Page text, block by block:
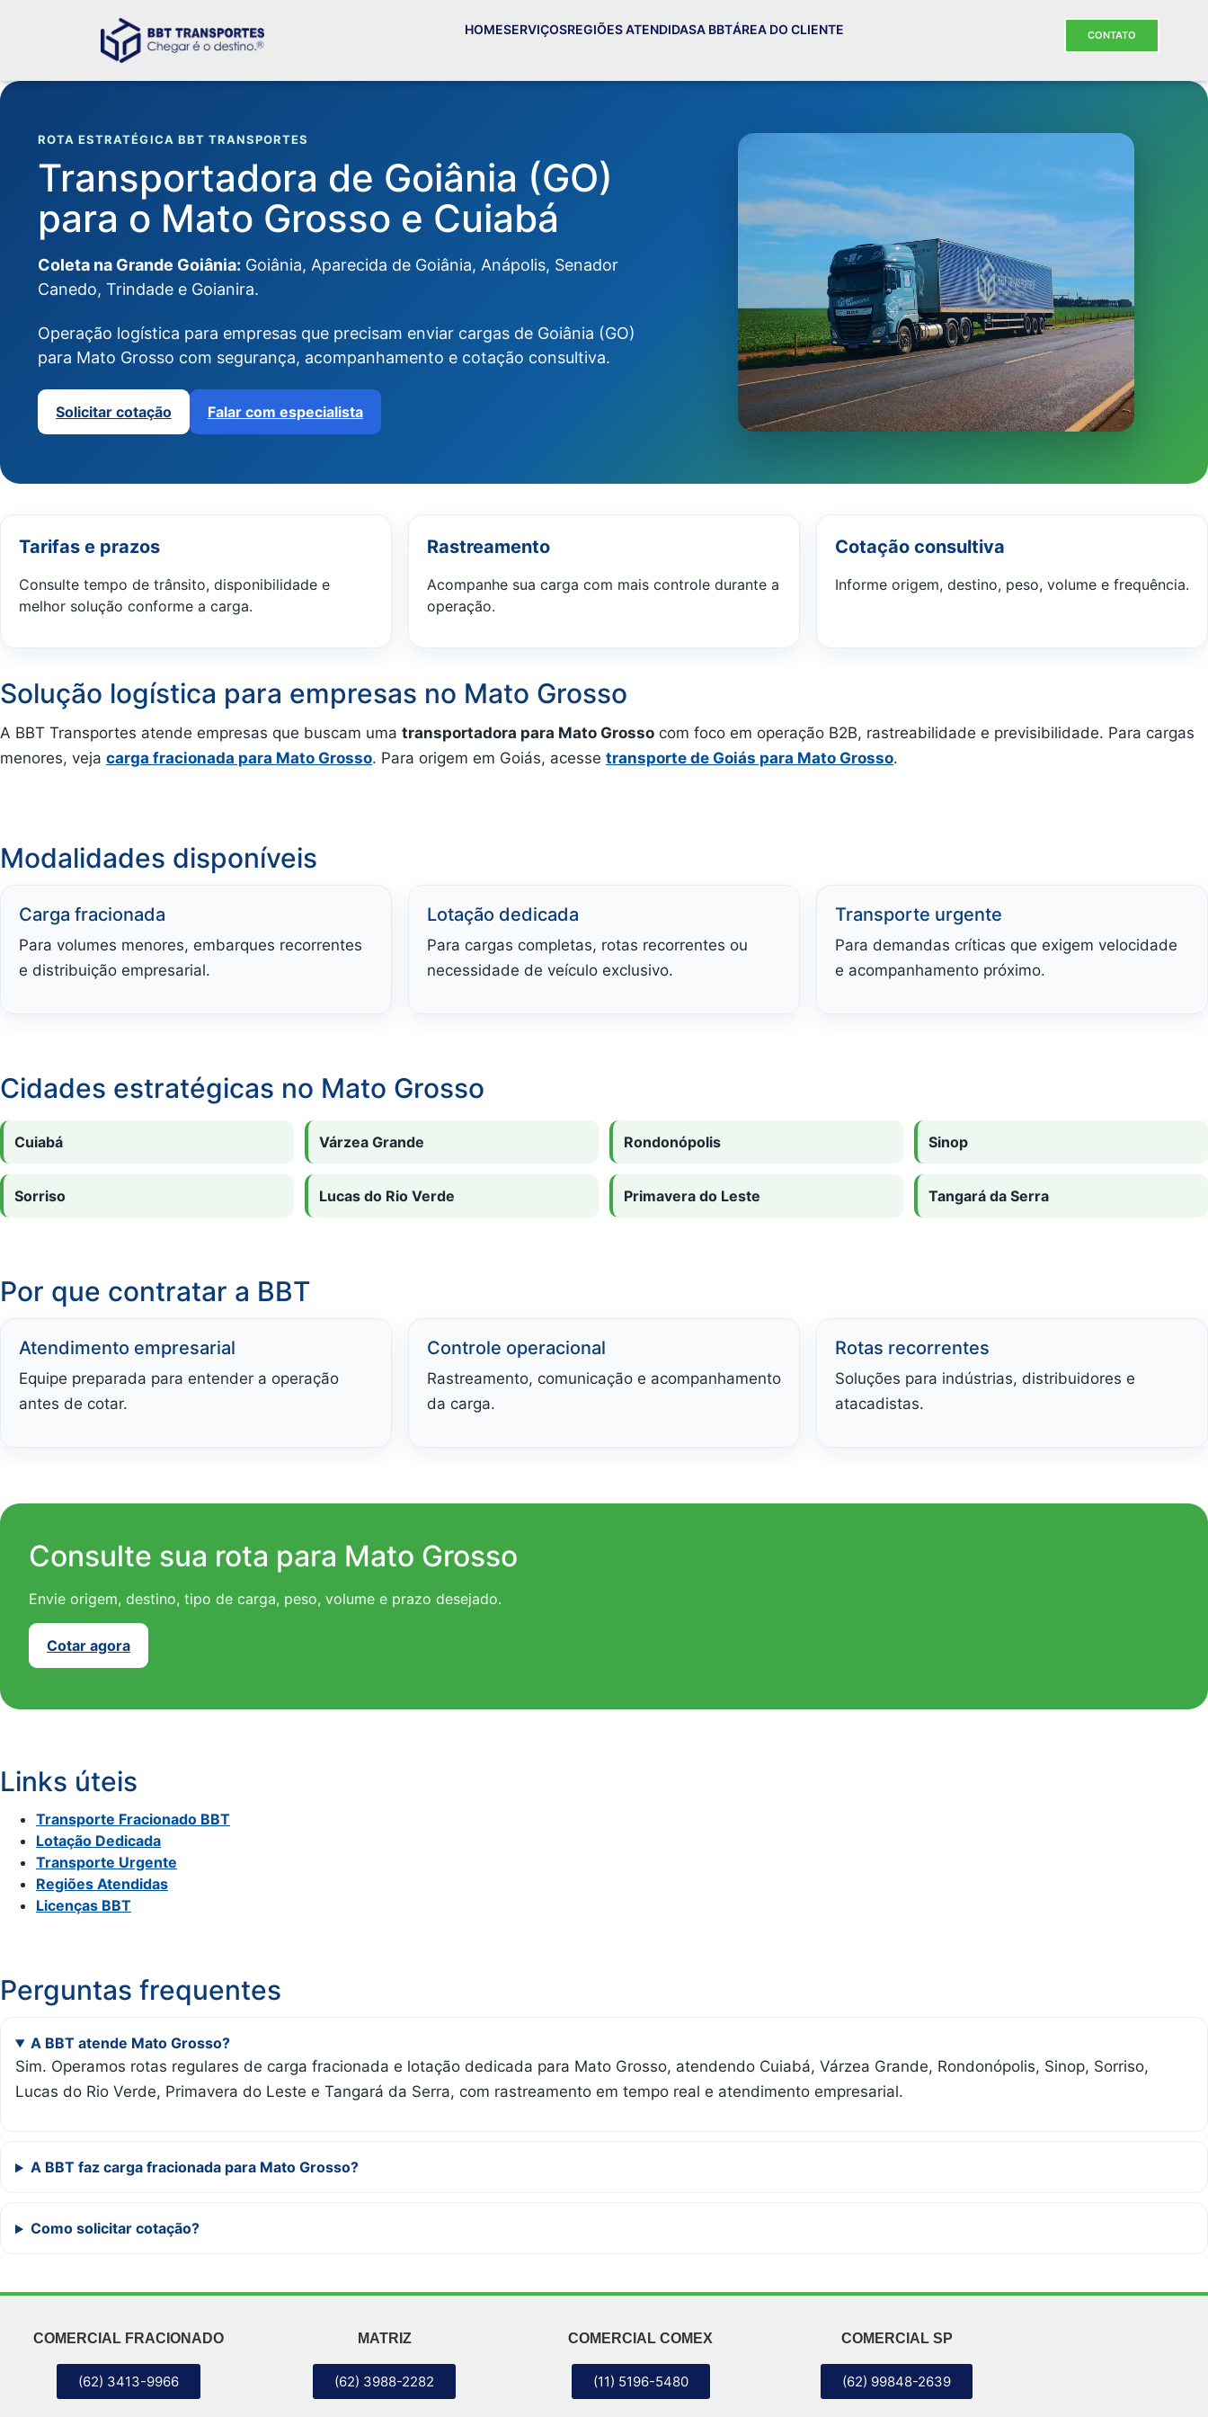
HOMESERVIÇOSREGIÕES ATENDIDASA BBTÁREA DO CLIENTE CONTATO
ROTA ESTRATÉGICA BBT TRANSPORTES
Transportadora de Goiânia (GO)
para o Mato Grosso e Cuiabá
Coleta na Grande Goiânia: Goiânia, Aparecida de Goiânia, Anápolis, Senador
Canedo, Trindade e Goianira.
Operação logística para empresas que precisam enviar cargas de Goiânia (GO)
para Mato Grosso com segurança, acompanhamento e cotação consultiva.
Solicitar cotação Falar com especialista
Tarifas e prazos
Consulte tempo de trânsito, disponibilidade e
melhor solução conforme a carga.
Rastreamento
Acompanhe sua carga com mais controle durante a
operação.
Cotação consultiva
Informe origem, destino, peso, volume e frequência.
Solução logística para empresas no Mato Grosso
A BBT Transportes atende empresas que buscam uma transportadora para Mato Grosso com foco em operação B2B, rastreabilidade e previsibilidade. Para cargas
menores, veja carga fracionada para Mato Grosso. Para origem em Goiás, acesse transporte de Goiás para Mato Grosso.
Modalidades disponíveis
Carga fracionada
Para volumes menores, embarques recorrentes
e distribuição empresarial.
Lotação dedicada
Para cargas completas, rotas recorrentes ou
necessidade de veículo exclusivo.
Transporte urgente
Para demandas críticas que exigem velocidade
e acompanhamento próximo.
Cidades estratégicas no Mato Grosso
Cuiabá Várzea Grande Rondonópolis Sinop
Sorriso Lucas do Rio Verde Primavera do Leste Tangará da Serra
Por que contratar a BBT
Atendimento empresarial
Equipe preparada para entender a operação
antes de cotar.
Controle operacional
Rastreamento, comunicação e acompanhamento
da carga.
Rotas recorrentes
Soluções para indústrias, distribuidores e
atacadistas.
Consulte sua rota para Mato Grosso
Envie origem, destino, tipo de carga, peso, volume e prazo desejado.
Cotar agora
Links úteis
Transporte Fracionado BBT
Lotação Dedicada
Transporte Urgente
Regiões Atendidas
Licenças BBT
Perguntas frequentes
A BBT atende Mato Grosso?
Sim. Operamos rotas regulares de carga fracionada e lotação dedicada para Mato Grosso, atendendo Cuiabá, Várzea Grande, Rondonópolis, Sinop, Sorriso,
Lucas do Rio Verde, Primavera do Leste e Tangará da Serra, com rastreamento em tempo real e atendimento empresarial.
A BBT faz carga fracionada para Mato Grosso?
Como solicitar cotação?
COMERCIAL FRACIONADO
(62) 3413-9966
MATRIZ
(62) 3988-2282
COMERCIAL COMEX
(11) 5196-5480
COMERCIAL SP
(62) 99848-2639